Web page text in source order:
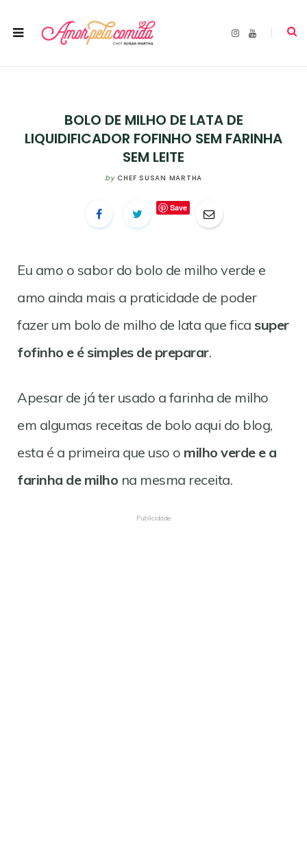
I
Y
BOLO DE MILHO DE LATA DE
LIQUIDIFICADOR FOFINHO SEM FARINHA
SEM LEITE
by CHEF SUSAN MARTHA
Save
Eu amo o sabor do bolo de milho verde e
amo ainda mais a praticidade de poder
fazer um bolo de milho de lata que fica super
fofinho e é simples de preparar.
Apesar de já ter usado a farinha de milho
em algumas receitas de bolo aqui do blog,
esta é a primeira que uso o milho verde e a
farinha de milho na mesma receita.
Publicidade